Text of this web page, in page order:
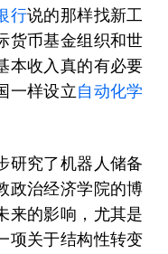
行说的那样找新工
货币基金组织和世
本收入真的有必要
一样设立自动化学
研究了机器人储备
政治经济学院的博
来的影响，尤其是
项关于结构性转变